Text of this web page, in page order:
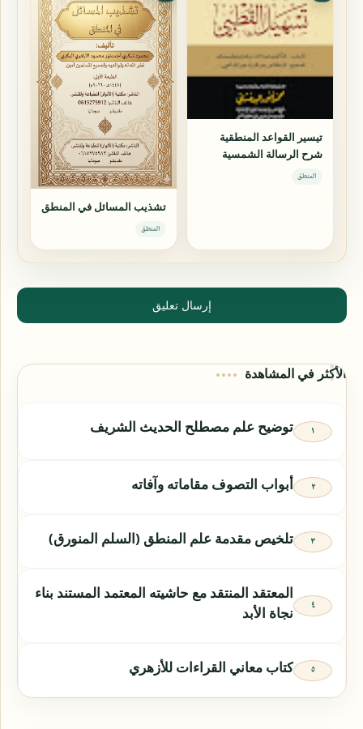
تيسير القواعد المنطقية
شرح الرسالة الشمسية
المنطق
تشذيب المسائل في المنطق
المنطق
إرسال تعليق
الأكثر في المشاهدة
توضيح علم مصطلح الحديث الشريف
أبواب التصوف مقاماته وآفاته
تلخيص مقدمة علم المنطق (السلم المنورق)
المعتقد المنتقد مع حاشيته المعتمد المستند بناء
نجاة الأبد
كتاب معاني القراءات للأزهري